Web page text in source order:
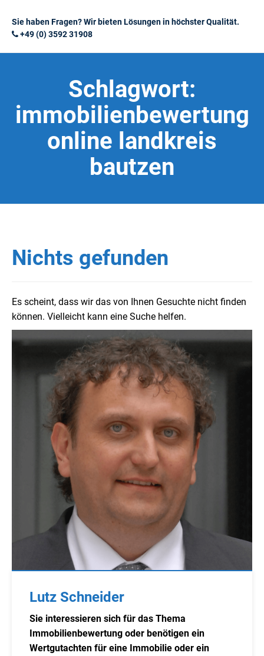
Sie haben Fragen? Wir bieten Lösungen in höchster Qualität.
+49 (0) 3592 31908
Schlagwort:
immobilienbewertung
online landkreis
bautzen
Nichts gefunden
Es scheint, dass wir das von Ihnen Gesuchte nicht finden
können. Vielleicht kann eine Suche helfen.
Lutz Schneider
Sie interessieren sich für das Thema
Immobilienbewertung oder benötigen ein
Wertgutachten für eine Immobilie oder ein